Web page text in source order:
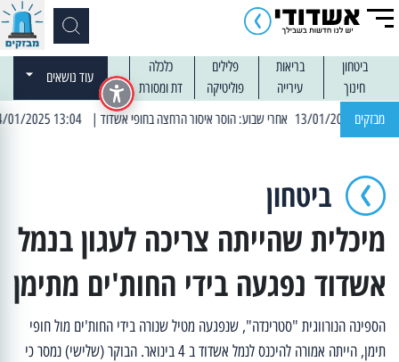
ביטחון בריאות פלילים
כלכלה
חינוך
עירייה פוליטיקה דת ומסורת
עוד נושאים
מבזקים | 13:04 14/01/2025 עובדים בלילות: עבודות קרצוף וריבוד אספלט
ביטחון
מיכלית שהייתה צריכה לעגון בנמל
אשדוד נפגעה בידי החות'ים מתימן
הספינה הנורווגית "סטרינדה", שנפגעה מטיל שנורה בידי החות'ים מול חופי
תימן, הייתה אמורה להיכנס לנמל אשדוד ב 4 בינואר. הבוקר (שלישי) נמסר כי